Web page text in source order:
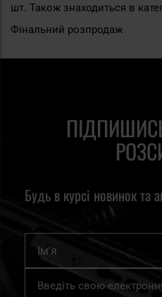
шт. Також знаходиться в
Фінальний розпродаж
Будь в курсі новинок та
Підпишіться